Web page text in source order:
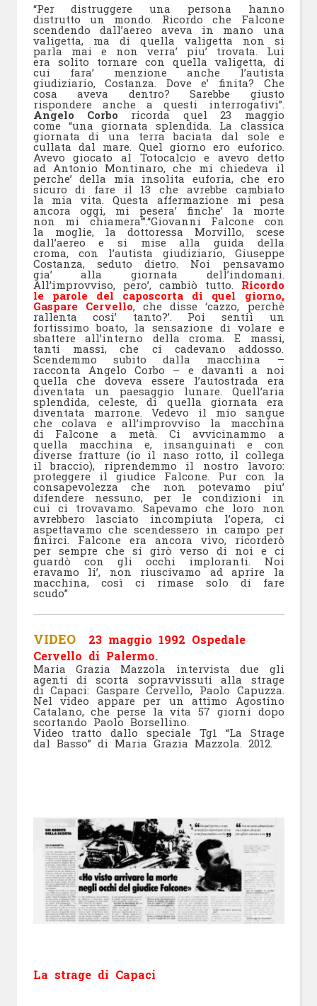
“Per distruggere una persona hanno
distrutto un mondo. Ricordo che Falcone
scendendo dall’aereo aveva in mano una
valigetta, ma di quella valigetta non si
parla mai e non verra’ piu’ trovata. Lui
era solito tornare con quella valigetta, di
cui fara’ menzione anche l’autista
giudiziario, Costanza. Dove e’ finita? Che
cosa aveva dentro? Sarebbe giusto
rispondere anche a questi interrogativi”.
Angelo Corbo ricorda quel 23 maggio
come “una giornata splendida. La classica
giornata di una terra baciata dal sole e
cullata dal mare. Quel giorno ero euforico.
Avevo giocato al Totocalcio e avevo detto
ad Antonio Montinaro, che mi chiedeva il
perche’ della mia insolita euforia, che ero
sicuro di fare il 13 che avrebbe cambiato
la mia vita. Questa affermazione mi pesa
ancora oggi, mi pesera’ finche’ la morte
non mi chiamera’”.“Giovanni Falcone con
la moglie, la dottoressa Morvillo, scese
dall’aereo e si mise alla guida della
croma, con l’autista giudiziario, Giuseppe
Costanza, seduto dietro. Noi pensavamo
gia’ alla giornata dell’indomani.
All’improvviso, pero’, cambiò tutto. Ricordo
le parole del caposcorta di quel giorno,
Gaspare Cervello, che disse ‘cazzo, perchè
rallenta cosi’ tanto?’. Poi sentii un
fortissimo boato, la sensazione di volare e
sbattere all’interno della croma. E massi,
tanti massi, che ci cadevano addosso.
Scendemmo subito dalla macchina –
racconta Angelo Corbo – e davanti a noi
quella che doveva essere l’autostrada era
diventata un paesaggio lunare. Quell’aria
splendida, celeste, di quella giornata era
diventata marrone. Vedevo il mio sangue
che colava e all’improvviso la macchina
di Falcone a metà. Ci avvicinammo a
quella macchina e, insanguinati e con
diverse fratture (io il naso rotto, il collega
il braccio), riprendemmo il nostro lavoro:
proteggere il giudice Falcone. Pur con la
consapevolezza che non potevamo piu’
difendere nessuno, per le condizioni in
cui ci trovavamo. Sapevamo che loro non
avrebbero lasciato incompiuta l’opera, ci
aspettavamo che scendessero in campo per
finirci. Falcone era ancora vivo, ricorderò
per sempre che si girò verso di noi e ci
guardò con gli occhi imploranti. Noi
eravamo li’, non riuscivamo ad aprire la
macchina, così ci rimase solo di fare
scudo”
VIDEO
23 maggio 1992 Ospedale
Cervello di Palermo.
Maria Grazia Mazzola intervista due gli
agenti di scorta sopravvissuti alla strage
di Capaci: Gaspare Cervello, Paolo Capuzza.
Nel video appare per un attimo Agostino
Catalano, che perse la vita 57 giorni dopo
scortando Paolo Borsellino.
Video tratto dallo speciale Tg1 “La Strage
dal Basso” di Maria Grazia Mazzola. 2012.
La strage di Capaci